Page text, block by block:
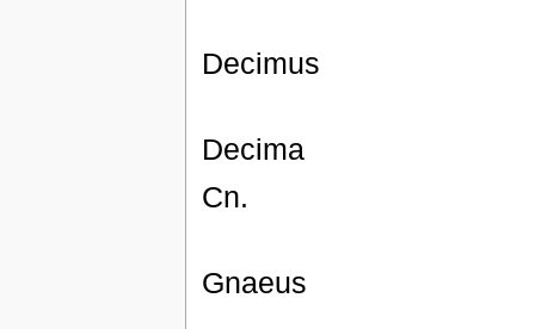
Decimus
Decima
Cn.
Gnaeus